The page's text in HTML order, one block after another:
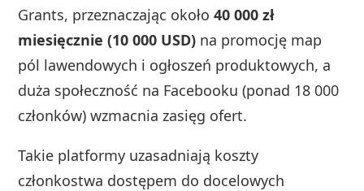
Grants, przeznaczając około40 000 zł
miesięcznie (10 000 USD) na promocję map
pól lawendowych i ogłoszeń produktowych, a
duża społeczność na Facebooku (ponad 18 000
członków) wzmacnia zasięg ofert.
Takie platformy uzasadniają koszty
członkostwa dostępem do docelowych